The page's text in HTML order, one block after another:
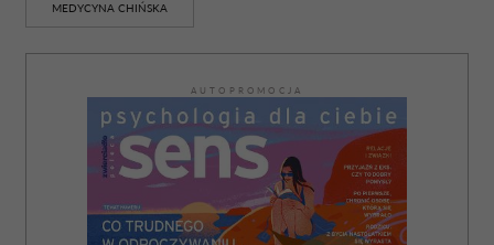
MEDYCYNA CHIŃSKA
AUTOPROMOCJA